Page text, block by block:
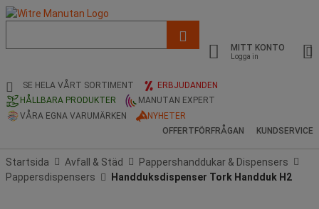
och
sökhistorik
MITT KONTO
Logga in
SE HELA VÅRT SORTIMENT
ERBJUDANDEN
HÅLLBARA PRODUKTER
MANUTAN EXPERT
VÅRA EGNA VARUMÄRKEN
NYHETER
OFFERTFÖRFRÅGAN
KUNDSERVICE
Startsida Avfall & Städ
Pappershanddukar & Dispensers
Pappersdispensers
Handduksdispenser Tork Handduk H2